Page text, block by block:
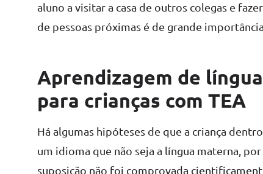
aluno a visitar a casa de outros colegas e
de pessoas próximas é de grande
Aprendizagem de
para crianças com TEA
Há algumas hipóteses de que a criança
um idioma que não seja a língua materna,
suposição não foi comprovada